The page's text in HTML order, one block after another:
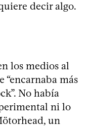
decir algo.
los medios al
“encarnaba más
No había
ni lo
un